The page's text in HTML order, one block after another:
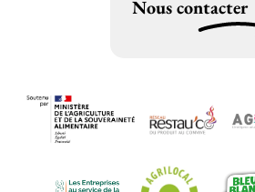
Nous contacter